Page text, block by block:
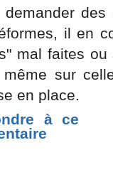
demander
il en
mal faites
sur
en place.